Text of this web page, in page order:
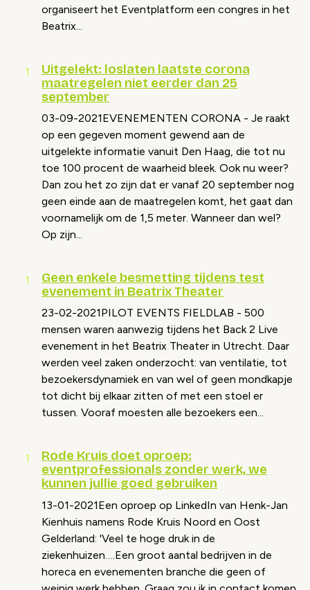
organiseert het Eventplatform een congres in het
Beatrix...
Uitgelekt: loslaten laatste corona
maatregelen niet eerder dan 25
september
03-09-2021EVENEMENTEN CORONA - Je raakt
op een gegeven moment gewend aan de
uitgelekte informatie vanuit Den Haag, die tot nu
toe 100 procent de waarheid bleek. Ook nu weer?
Dan zou het zo zijn dat er vanaf 20 september nog
geen einde aan de maatregelen komt, het gaat dan
voornamelijk om de 1,5 meter. Wanneer dan wel?
Op zijn...
Geen enkele besmetting tijdens test
evenement in Beatrix Theater
23-02-2021PILOT EVENTS FIELDLAB - 500
mensen waren aanwezig tijdens het Back 2 Live
evenement in het Beatrix Theater in Utrecht. Daar
werden veel zaken onderzocht: van ventilatie, tot
bezoekersdynamiek en van wel of geen mondkapje
tot dicht bij elkaar zitten of met een stoel er
tussen. Vooraf moesten alle bezoekers een...
Rode Kruis doet oproep:
eventprofessionals zonder werk, we
kunnen jullie goed gebruiken
13-01-2021Een oproep op LinkedIn van Henk-Jan
Kienhuis namens Rode Kruis Noord en Oost
Gelderland: 'Veel te hoge druk in de
ziekenhuizen….Een groot aantal bedrijven in de
horeca en evenementen branche die geen of